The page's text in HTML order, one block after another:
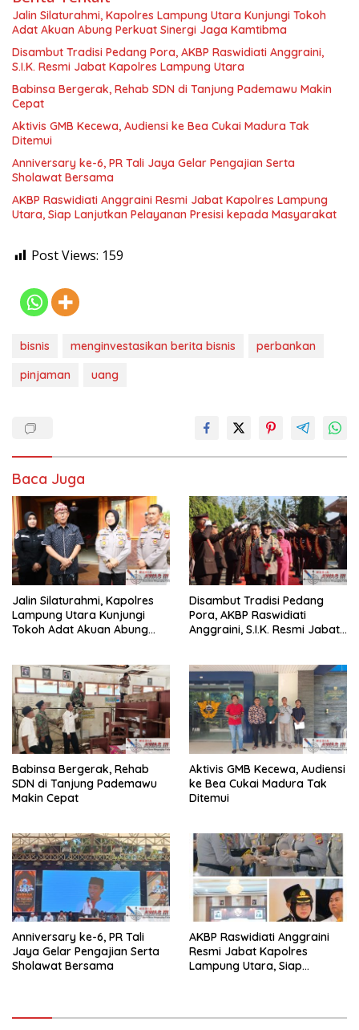
Jalin Silaturahmi, Kapolres Lampung Utara Kunjungi Tokoh
Adat Akuan Abung Perkuat Sinergi Jaga Kamtibma
Disambut Tradisi Pedang Pora, AKBP Raswidiati Anggraini,
S.I.K. Resmi Jabat Kapolres Lampung Utara
Babinsa Bergerak, Rehab SDN di Tanjung Pademawu Makin
Cepat
Aktivis GMB Kecewa, Audiensi ke Bea Cukai Madura Tak
Ditemui
Anniversary ke-6, PR Tali Jaya Gelar Pengajian Serta
Sholawat Bersama
AKBP Raswidiati Anggraini Resmi Jabat Kapolres Lampung
Utara, Siap Lanjutkan Pelayanan Presisi kepada Masyarakat
Post Views: 159
bisnis menginvestasikan berita bisnis
perbankan
pinjaman
uang
Baca Juga
Jalin Silaturahmi, Kapolres
Lampung Utara Kunjungi
Tokoh Adat Akuan Abung
Disambut Tradisi Pedang
Pora, AKBP Raswidiati
Anggraini, S.I.K. Resmi Jabat
Babinsa Bergerak, Rehab
SDN di Tanjung Pademawu
Makin Cepat
Aktivis GMB Kecewa, Audiensi
ke Bea Cukai Madura Tak
Ditemui
Anniversary ke-6, PR Tali
Jaya Gelar Pengajian Serta
Sholawat Bersama
AKBP Raswidiati Anggraini
Resmi Jabat Kapolres
Lampung Utara, Siap